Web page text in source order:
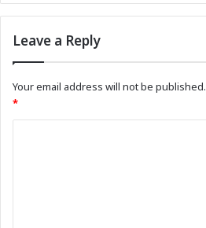
Leave a Reply
Your email address will not be published.
*